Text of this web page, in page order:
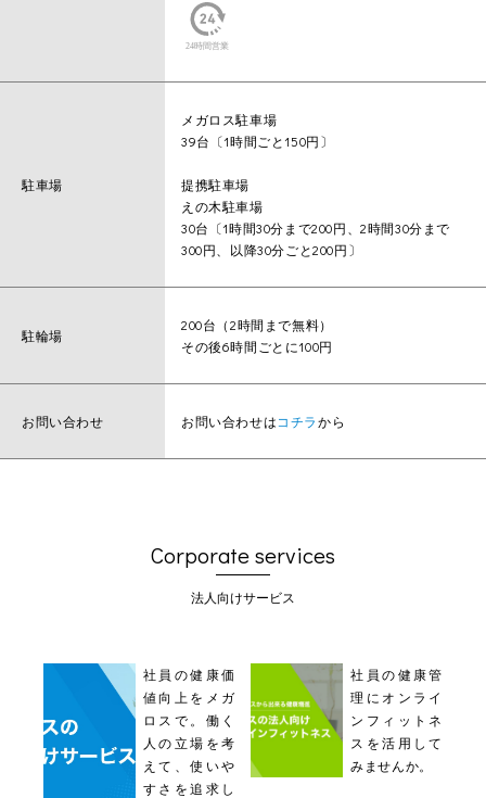
駐車場
メガロス駐車場
39台〔1時間ごと150円〕
提携駐車場
えの木駐車場
30台〔1時間30分まで200円、2時間30分まで
300円、以降30分ごと200円〕
駐輪場
200台（2時間まで無料）
その後6時間ごとに100円
お問い合わせ お問い合わせはコチラから
Corporate services
法人向けサービス
社員の健康価
値向上をメガ
ロスで。働く
人の立場を考
えて、使いや
すさを追求し
社員の健康管
理にオンライ
ンフィットネ
スを活用して
みませんか。